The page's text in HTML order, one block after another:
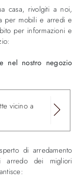
casa, rivolgiti a noi,
per mobili e arredi e
per informazioni e
nel nostro negozio
vicino a
di arredamento
arredo dei migliori